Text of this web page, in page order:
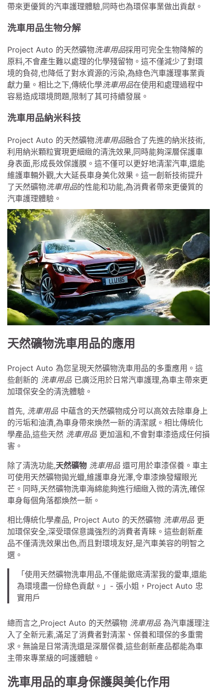
帶來更優質的汽車護理體驗,同時也為環保事業做出貢獻。
洗車用品生物分解
Project Auto 的天然礦物洗車用品採用可完全生物降解的
原料,不會產生難以處理的化學殘留物。這不僅減少了對環
境的負荷,也降低了對水資源的污染,為綠色汽車護理事業貢
獻力量。相比之下,傳統化學洗車用品在使用和處理過程中
容易造成環境問題,限制了其可持續發展。
洗車用品納米科技
Project Auto 的天然礦物洗車用品融合了先進的納米技術,
利用納米顆粒實現更細緻的清洗效果,同時能夠深層保護車
身表面,形成長效保護膜。這不僅可以更好地清潔汽車,還能
維護車輛外觀,大大延長車身美化效果。這一創新技術提升
了天然礦物洗車用品的性能和功能,為消費者帶來更優質的
汽車護理體驗。
天然礦物洗車用品的應用
Project Auto 為您呈現天然礦物洗車用品的多重應用。這
些創新的 洗車用品 已廣泛用於日常汽車護理,為車主帶來更
加環保安全的清洗體驗。
首先, 洗車用品 中蘊含的天然礦物成分可以高效去除車身上
的污垢和油漬,為車身帶來煥然一新的清潔感。相比傳統化
學產品,這些天然 洗車用品 更加溫和,不會對車漆造成任何損
害。
除了清洗功能,天然礦物 洗車用品 還可用於車漆保養。車主
可使用天然礦物拋光蠟,維護車身光澤,令車漆煥發耀眼光
芒。同時,天然礦物洗車海綿能夠進行細緻入微的清洗,確保
車身每個角落都煥然一新。
相比傳統化學產品, Project Auto 的天然礦物 洗車用品 更
加環保安全,深受環保意識強烈的消費者青睐。這些創新產
品不僅清洗效果出色,而且對環境友好,是汽車美容的明智之
選。
「使用天然礦物洗車用品,不僅能徹底清潔我的愛車,還能
為環境盡一份綠色貢獻。」- 張小姐，Project Auto 忠
實用戶
總而言之,Project Auto 的天然礦物 洗車用品 為汽車護理注
入了全新元素,滿足了消費者對清潔、保養和環保的多重需
求。無論是日常清洗還是深層保養,這些創新產品都能為車
主帶來專業級的呵護體驗。
洗車用品的車身保護與美化作用